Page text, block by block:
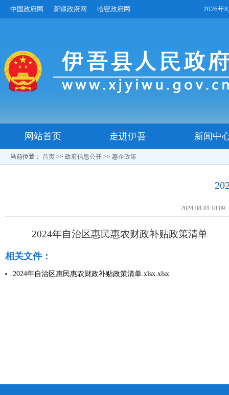
中国政府网 新疆政府网 哈密政府网 2026年
网站首页 走进伊吾 新闻中
当前位置： 首页 >> 政府信息公开 >> 惠企政策
2024-08-01 18:09
2024年自治区惠民惠农财政补贴政策清单
相关文件：
2024年自治区惠民惠农财政补贴政策清单.xlsx.xlsx